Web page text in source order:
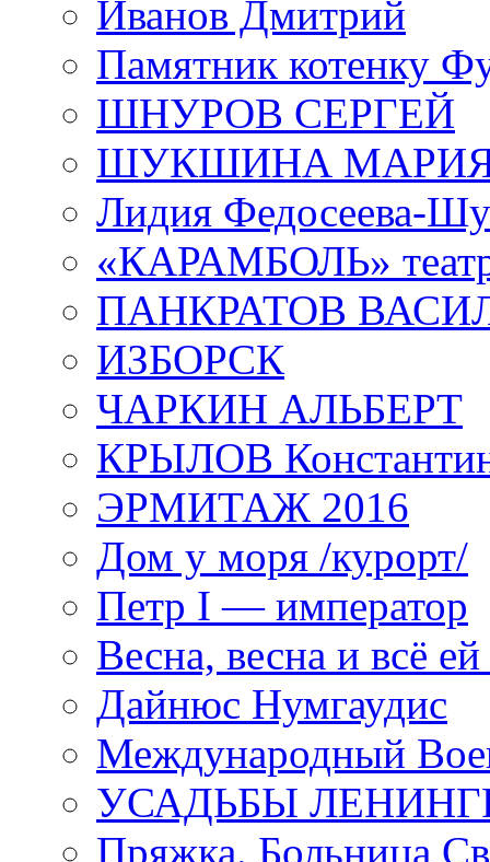
Иванов Дмитрий
Памятник котенку
ШНУРОВ СЕРГЕЙ
ШУКШИНА
Лидия Федосеева-
«КАРАМБОЛЬ»
ПАНКРАТОВ
ИЗБОРСК
ЧАРКИН АЛЬБЕРТ
КРЫЛОВ
ЭРМИТАЖ 2016
Дом у моря /курорт/
Петр I — император
Весна, весна и всё
Дайнюс Нумгаудис
Международный
УСАДЬБЫ
Пряжка. Больница